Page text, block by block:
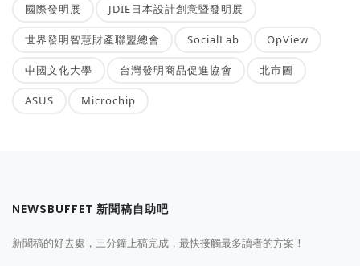
國際發明展 JDIE日本設計創意暨發明展
世界發明智慧財產聯盟總會 SocialLab OpView
中國文化大學 台灣發明商品促進協會 北市圖
ASUS Microchip
NEWSBUFFET 新聞稿自助吧
新聞稿的好去處，三分鐘上稿完成，最快接觸最多讀者的方案！